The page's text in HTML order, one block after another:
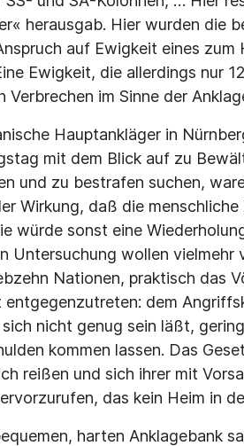
herausgab. Hier wurden die
auf Ewigkeit eines zum
Ewigkeit, die allerdings nur
Verbrechen im Sinne der
Hauptankläger in
mit dem Blick auf zu
und zu bestrafen suchen,
Wirkung, daß die
würde sonst eine
Untersuchung wollen
Nationen, praktisch das
entgegenzutreten: dem
nicht genug sein läßt,
kommen lassen. Das
reißen und sich ihrer mit
das kein Heim in
harten Anklagebank